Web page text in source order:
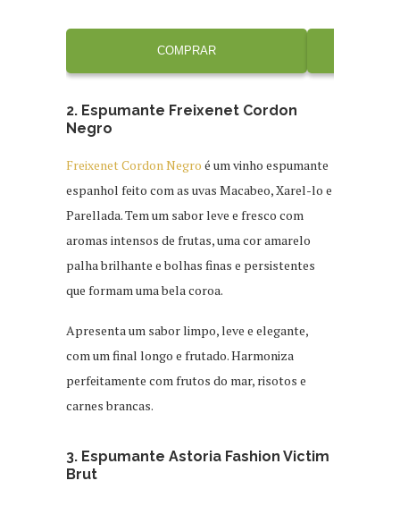
COMPRAR
2. Espumante Freixenet Cordon
Negro
Freixenet Cordon Negro é um vinho espumante
espanhol feito com as uvas Macabeo, Xarel-lo e
Parellada. Tem um sabor leve e fresco com
aromas intensos de frutas, uma cor amarelo
palha brilhante e bolhas finas e persistentes
que formam uma bela coroa.
Apresenta um sabor limpo, leve e elegante,
com um final longo e frutado. Harmoniza
perfeitamente com frutos do mar, risotos e
carnes brancas.
3. Espumante Astoria Fashion Victim
Brut